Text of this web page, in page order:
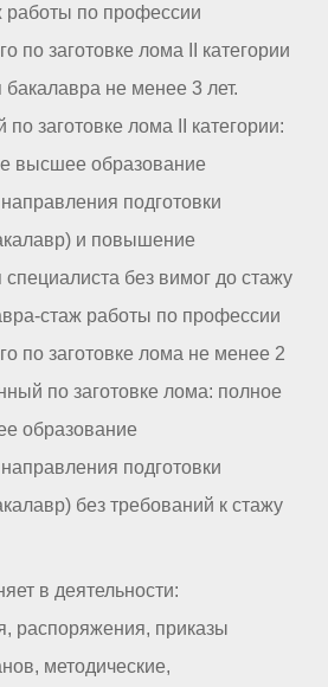
работы по профессии
по заготовке лома II категории
бакалавра не менее 3 лет.
заготовке лома II категории:
высшее образование
подготовки
и повышение
без вимог до стажу
стаж работы по профессии
по заготовке лома не менее 2
по заготовке лома: полное
образование
подготовки
без требований к стажу
в деятельности:
распоряжения, приказы
методические,